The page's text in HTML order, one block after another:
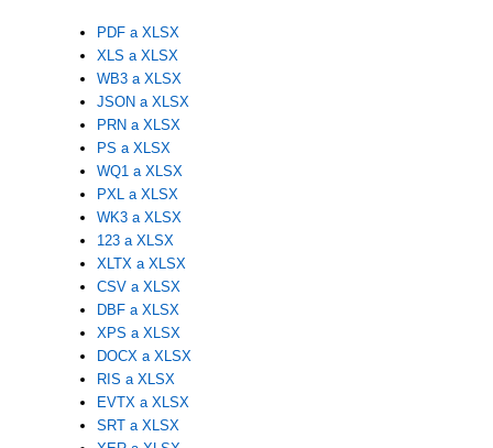
PDF a XLSX
XLS a XLSX
WB3 a XLSX
JSON a XLSX
PRN a XLSX
PS a XLSX
WQ1 a XLSX
PXL a XLSX
WK3 a XLSX
123 a XLSX
XLTX a XLSX
CSV a XLSX
DBF a XLSX
XPS a XLSX
DOCX a XLSX
RIS a XLSX
EVTX a XLSX
SRT a XLSX